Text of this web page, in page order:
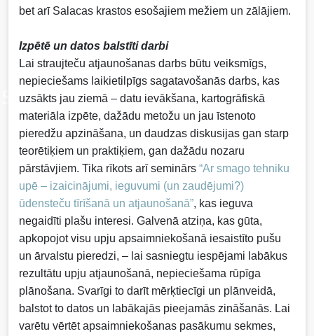
bet arī Salacas krastos esošajiem mežiem un zālājiem.
Izpētē un datos balstīti darbi
Lai straujteču atjaunošanas darbs būtu veiksmīgs,
nepieciešams laikietilpīgs sagatavošanās darbs, kas
uzsākts jau ziemā – datu ievākšana, kartogrāfiskā
materiāla izpēte, dažādu metožu un jau īstenoto
pieredžu apzināšana, un daudzas diskusijas gan starp
teorētiķiem un praktiķiem, gan dažādu nozaru
pārstāvjiem. Tika rīkots arī seminārs “Ar smago tehniku
upē – izaicinājumi, ieguvumi (un zaudējumi?)
ūdensteču tīrīšanā un atjaunošanā”, kas ieguva
negaidīti plašu interesi. Galvenā atziņa, kas gūta,
apkopojot visu upju apsaimniekošanā iesaistīto pušu
un ārvalstu pieredzi, – lai sasniegtu iespējami labākus
rezultātu upju atjaunošanā, nepieciešama rūpīga
plānošana. Svarīgi to darīt mērķtiecīgi un plānveidā,
balstot to datos un labākajās pieejamās zināšanās. Lai
varētu vērtēt apsaimniekošanas pasākumu sekmes,